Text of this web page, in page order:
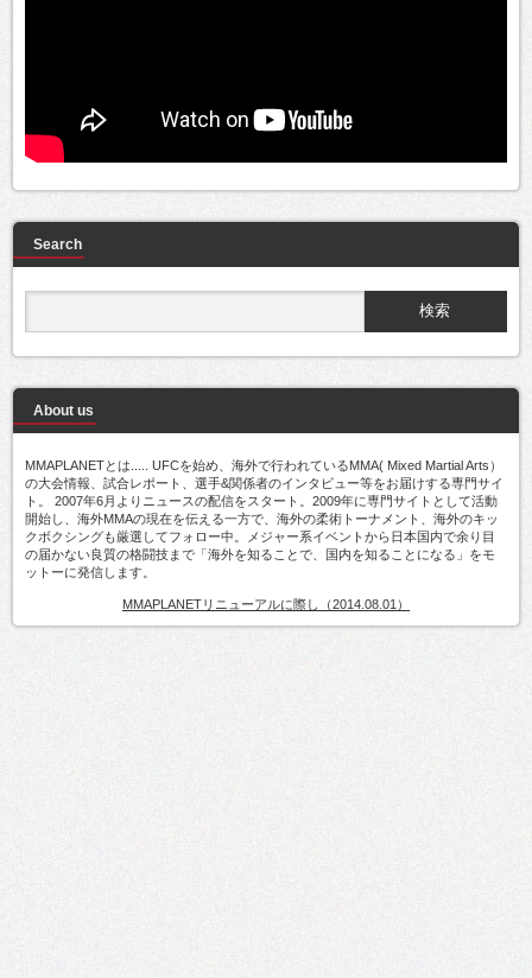
Search
About us
MMAPLANETとは..... UFCを始め、海外で行われているMMA( Mixed Martial Arts）
の大会情報、試合レポート、選手&関係者のインタビュー等をお届けする専門サイ
ト。 2007年6月よりニュースの配信をスタート。2009年に専門サイトとして活動
開始し、海外MMAの現在を伝える一方で、海外の柔術トーナメント、海外のキッ
クボクシングも厳選してフォロー中。メジャー系イベントから日本国内で余り目
の届かない良質の格闘技まで「海外を知ることで、国内を知ることになる」をモ
ットーに発信します。
MMAPLANETリニューアルに際し（2014.08.01）